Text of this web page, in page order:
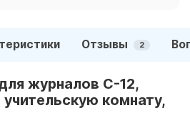
Отзывы 2
журналов С-12,
комнату,